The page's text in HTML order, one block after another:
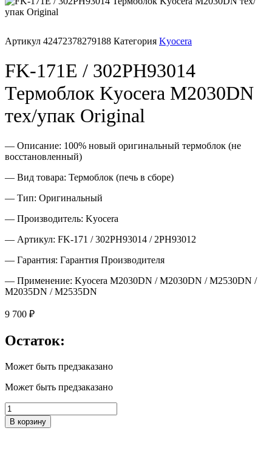
Артикул 42472378279188 Категория Kyocera
FK-171E / 302PH93014
Термоблок Kyocera M2030DN
тех/упак Original
— Описание: 100% новый оригинальный термоблок (не
восстановленный)
— Вид товара: Термоблок (печь в сборе)
— Тип: Оригинальный
— Производитель: Kyocera
— Артикул: FK-171 / 302PH93014 / 2PH93012
— Гарантия: Гарантия Производителя
— Применение: Kyocera M2030DN / M2030DN / M2530DN /
M2035DN / M2535DN
9 700 ₽
Остаток:
Может быть предзаказано
Может быть предзаказано
Количество
товара
FK-
В корзину